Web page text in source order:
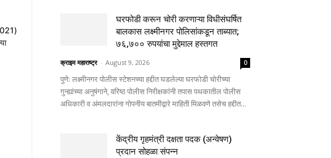
घरफोडी करून चोरी करणाऱ्या विधीसंघर्षित
बालकास लक्ष्मीनगर पोलिसांकडून ताब्यात;
७६,७०० रुपयांचा मुद्देमाल हस्तगत
क्राइम महाराष्ट्र - August 9, 2026 0
पुणे: लक्ष्मीनगर पोलीस स्टेशनच्या हद्दीत घडलेल्या घरफोडी चोरीच्या
गुन्ह्यांच्या अनुषंगाने, वरिष्ठ पोलीस निरीक्षकांनी तपास पथकातील पोलीस
अधिकारी व अंमलदारांना गोपनीय बातमीद्वारे माहिती मिळवणे तसेच हद्दीत...
केंद्रीय गृहमंत्री दक्षता पदक (अन्वेषण)
प्रदान सोहळा संपन्न